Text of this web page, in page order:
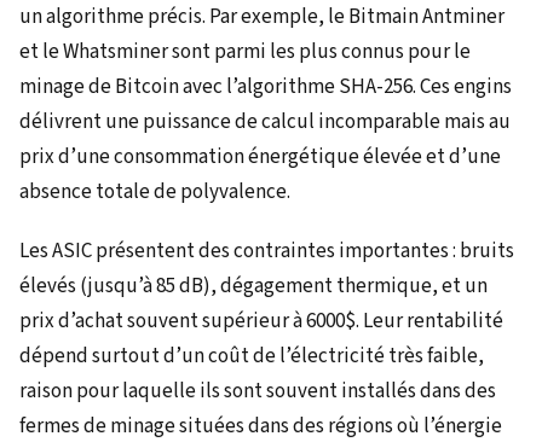
un algorithme précis. Par exemple, le Bitmain Antminer
et le Whatsminer sont parmi les plus connus pour le
minage de Bitcoin avec l’algorithme SHA-256. Ces engins
délivrent une puissance de calcul incomparable mais au
prix d’une consommation énergétique élevée et d’une
absence totale de polyvalence.
Les ASIC présentent des contraintes importantes : bruits
élevés (jusqu’à 85 dB), dégagement thermique, et un
prix d’achat souvent supérieur à 6000$. Leur rentabilité
dépend surtout d’un coût de l’électricité très faible,
raison pour laquelle ils sont souvent installés dans des
fermes de minage situées dans des régions où l’énergie